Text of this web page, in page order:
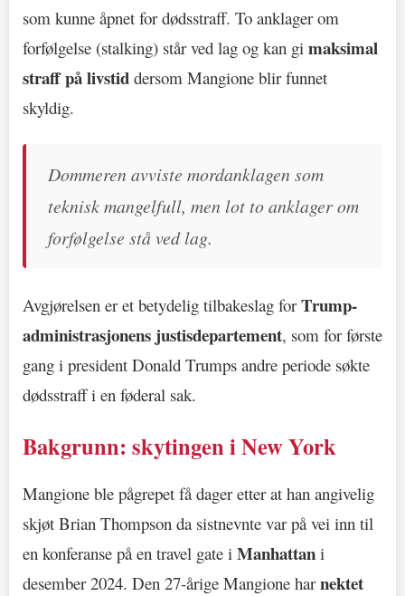
som kunne åpnet for dødsstraff. To anklager om
forfølgelse (stalking) står ved lag og kan gi maksimal
straff på livstid dersom Mangione blir funnet
skyldig.
Dommeren avviste mordanklagen som
teknisk mangelfull, men lot to anklager om
forfølgelse stå ved lag.
Avgjørelsen er et betydelig tilbakeslag forTrump-
administrasjonens justisdepartement, som for første
gang i president Donald Trumps andre periode søkte
dødsstraff i en føderal sak.
Bakgrunn: skytingen i New York
Mangione ble pågrepet få dager etter at han angivelig
skjøt Brian Thompson da sistnevnte var på vei inn til
en konferanse på en travel gate i Manhattan i
desember 2024. Den 27-årige Mangione harnektet